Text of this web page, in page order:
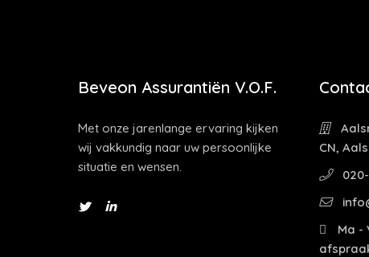
Beveon Assurantiën V.O.F.
Met onze jarenlange ervaring kijken
wij vakkundig naar uw persoonlijke
situatie en wensen.
CN,
Ma -